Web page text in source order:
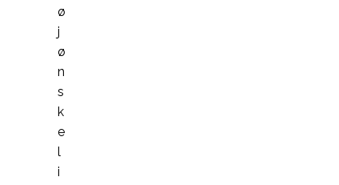
ø
j
ø
n
s
k
e
l
i